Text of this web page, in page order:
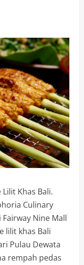
Khas Bali.
Culinary
Nine Mall
lilit khas Bali
Pulau Dewata
rempah pedas